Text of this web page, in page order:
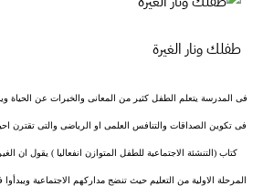
طفلك ونار الغيرة
فى المدرسة يتعلم الطفل كثير من المعانى والخبرات عن الحياة
فى تكوين الصداقات والتنافس العلمى او الرياضى والتى تقترن
كتاب (التنشئة الاجتماعية للطفل المتوازن انفعاليا ) يقول ان
المرحلة الاولية من التعليم حيث تنضج مداركهم الاجتماعية